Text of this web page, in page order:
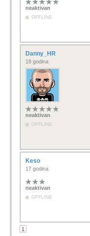
neaktivan
OFFLINE
Danny_HR
18 godina
neaktivan
OFFLINE
Keso
17 godina
neaktivan
OFFLINE
1